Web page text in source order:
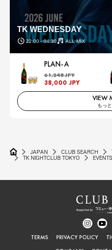
TK WEDNESDAY
22:00 - 04:30 ALL MIX
PLAN-A
61,248 JPY
38,000 JPY
VIEW
もっ
JAPAN CLUB SEARCH
TK NIGHTCLUB TOKYO
TERMS PRIVACY POLICY